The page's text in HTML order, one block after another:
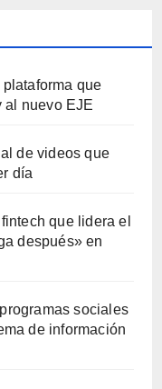
que
al nuevo EJE
de videos que
día
que lidera el
después» en
sociales
de información